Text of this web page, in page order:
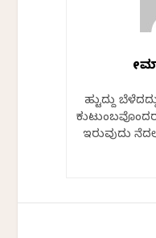
ಹುಟ್ಟಿದ್ದು
ಇರುವುದು